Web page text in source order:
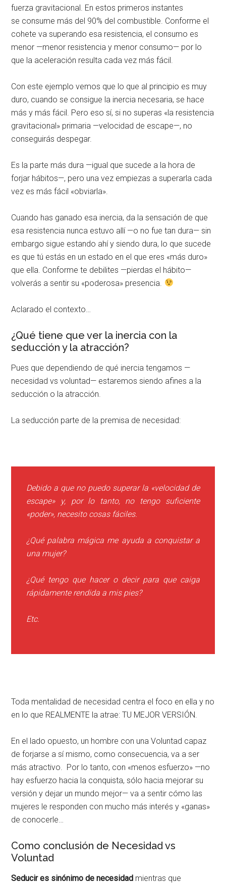
fuerza gravitacional. En estos primeros instantes
se consume más del 90% del combustible. Conforme el
cohete va superando esa resistencia, el consumo es
menor —menor resistencia y menor consumo— por lo
que la aceleración resulta cada vez más fácil.
Con este ejemplo vemos que lo que al principio es muy
duro, cuando se consigue la inercia necesaria, se hace
más y más fácil. Pero eso sí, si no superas «la resistencia
gravitacional» primaria —velocidad de escape—, no
conseguirás despegar.
Es la parte más dura —igual que sucede a la hora de
forjar hábitos—, pero una vez empiezas a superarla cada
vez es más fácil «obviarla».
Cuando has ganado esa inercia, da la sensación de que
esa resistencia nunca estuvo allí —o no fue tan dura— sin
embargo sigue estando ahí y siendo dura, lo que sucede
es que tú estás en un estado en el que eres «más duro»
que ella. Conforme te debilites —pierdas el hábito—
volverás a sentir su «poderosa» presencia.
Aclarado el contexto…
¿Qué tiene que ver la inercia con la
seducción y la atracción?
Pues que dependiendo de qué inercia tengamos —
necesidad vs voluntad— estaremos siendo afines a la
seducción o la atracción.
La seducción parte de la premisa de necesidad:
Debido a que no puedo superar la «velocidad de
escape» y, por lo tanto, no tengo suficiente
«poder», necesito cosas fáciles.
¿Qué palabra mágica me ayuda a conquistar a
una mujer?
¿Qué tengo que hacer o decir para que caiga
rápidamente rendida a mis pies?
Etc.
Toda mentalidad de necesidad centra el foco en ella y no
en lo que REALMENTE la atrae: TU MEJOR VERSIÓN.
En el lado opuesto, un hombre con una Voluntad capaz
de forjarse a sí mismo, como consecuencia, va a ser
más atractivo. Por lo tanto, con «menos esfuerzo» —no
hay esfuerzo hacia la conquista, sólo hacia mejorar su
versión y dejar un mundo mejor— va a sentir cómo las
mujeres le responden con mucho más interés y «ganas»
de conocerle…
Como conclusión de Necesidad vs
Voluntad
Seducir es sinónimo de necesidad mientras que